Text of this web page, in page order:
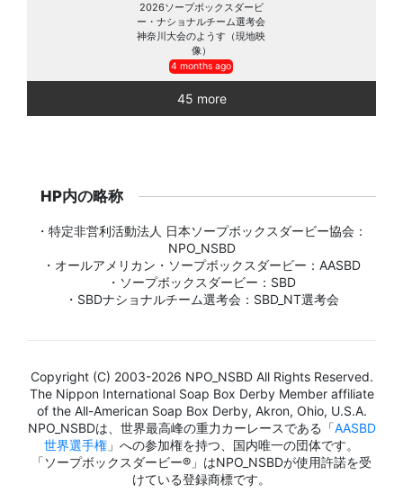
2026ソープボックスダービ
ー・ナショナルチーム選考会
神奈川大会のようす（現地映
像）
4 months ago
45 more
HP内の略称
・特定非営利活動法人 日本ソープボックスダービー協会：
NPO_NSBD
・オールアメリカン・ソープボックスダービー：AASBD
・ソープボックスダービー：SBD
・SBDナショナルチーム選考会：SBD_NT選考会
Copyright (C) 2003-2026 NPO_NSBD All Rights Reserved.
The Nippon International Soap Box Derby Member affiliate
of the All-American Soap Box Derby, Akron, Ohio, U.S.A.
NPO_NSBDは、世界最高峰の重力カーレースである「AASBD
世界選手権 」への参加権を持つ、国内唯一の団体です。
「ソープボックスダービー®」はNPO_NSBDが使用許諾を受
けている登録商標です。